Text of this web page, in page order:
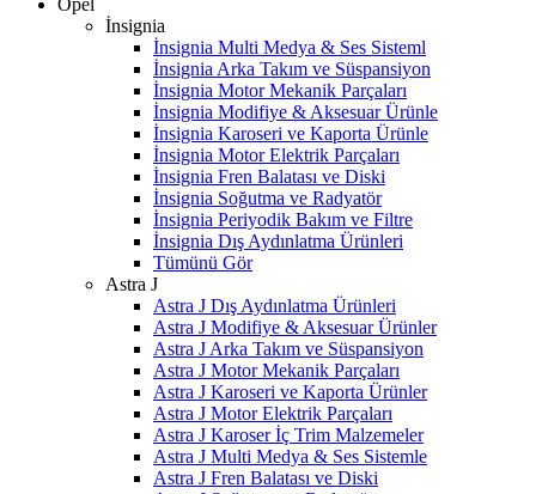
Opel
İnsignia
İnsignia Multi Medya & Ses Sisteml
İnsignia Arka Takım ve Süspansiyon
İnsignia Motor Mekanik Parçaları
İnsignia Modifiye & Aksesuar Ürünle
İnsignia Karoseri ve Kaporta Ürünle
İnsignia Motor Elektrik Parçaları
İnsignia Fren Balatası ve Diski
İnsignia Soğutma ve Radyatör
İnsignia Periyodik Bakım ve Filtre
İnsignia Dış Aydınlatma Ürünleri
Tümünü Gör
Astra J
Astra J Dış Aydınlatma Ürünleri
Astra J Modifiye & Aksesuar Ürünler
Astra J Arka Takım ve Süspansiyon
Astra J Motor Mekanik Parçaları
Astra J Karoseri ve Kaporta Ürünler
Astra J Motor Elektrik Parçaları
Astra J Karoser İç Trim Malzemeler
Astra J Multi Medya & Ses Sistemle
Astra J Fren Balatası ve Diski